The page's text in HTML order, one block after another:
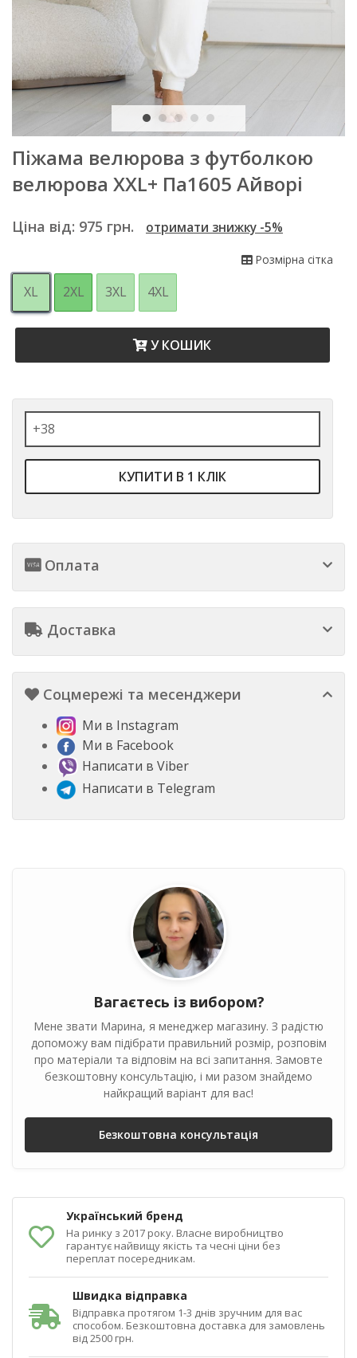
Піжама велюрова з футболкою
велюрова XXL+ Па1605 Айворі
Ціна від: 975 грн. отримати знижку -5%
Розмірна сітка
XL 2XL 3XL 4XL
У КОШИК
КУПИТИ В 1 КЛІК
Оплата
Доставка
Соцмережі та месенджери
Ми в Instagram
Ми в Facebook
Написати в Viber
Написати в Telegram
Вагаєтесь із вибором?
Мене звати Марина, я менеджер магазину. З радістю
допоможу вам підібрати правильний розмір, розповім
про матеріали та відповім на всі запитання. Замовте
безкоштовну консультацію, і ми разом знайдемо
найкращий варіант для вас!
Безкоштовна консультація
Український бренд
На ринку з 2017 року. Власне виробництво
гарантує найвищу якість та чесні ціни без
переплат посередникам.
Швидка відправка
Відправка протягом 1-3 днів зручним для вас
способом. Безкоштовна доставка для замовлень
від 2500 грн.